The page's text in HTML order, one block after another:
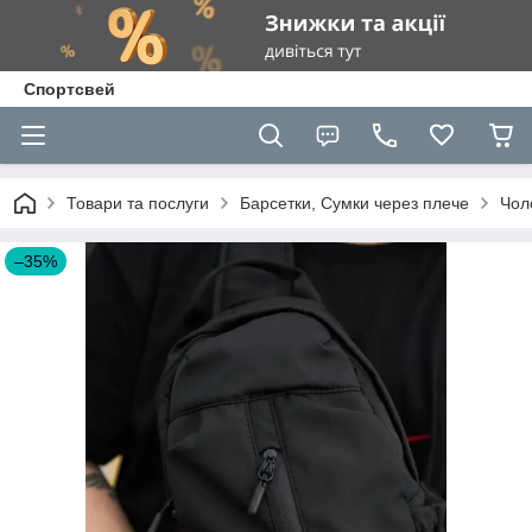
Спортсвей
Товари та послуги Барсетки, Сумки через плече
–35%